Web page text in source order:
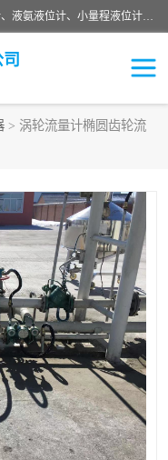
河南福瑞德仪表有限公司是生产销售电容液位计、液氨液位计、小量程液位计定制、智能锅炉水位计、液氮液位计等；并在产品开发、研制的过程中，吸取国内外仪器仪表的技术精华，建立了一支高、精、尖的科研开发队伍，使产品性能不断升级。
> 涡轮流量计椭圆齿轮流
量传感器
液位计
计传感器定制
计
仪
水位计